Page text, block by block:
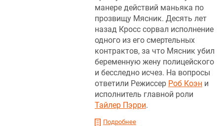
манере действий маньяка по
прозвищу Мясник. Десять лет
назад Кросс сорвал исполнение
одного из его смертельных
контрактов, за что Мясник убил
беременную жену полицейского
и бесследно исчез. На вопросы
ответили Режиссер Роб Коэн и
исполнитель главной роли
Тайлер Пэрри.
Подробнее